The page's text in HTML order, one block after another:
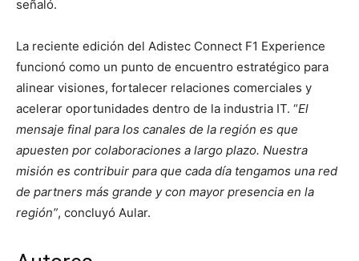
señaló.
La reciente edición del Adistec Connect F1 Experience
funcionó como un punto de encuentro estratégico para
alinear visiones, fortalecer relaciones comerciales y
acelerar oportunidades dentro de la industria IT. “El
mensaje final para los canales de la región es que
apuesten por colaboraciones a largo plazo. Nuestra
misión es contribuir para que cada día tengamos una red
de partners más grande y con mayor presencia en la
región”, concluyó Aular.